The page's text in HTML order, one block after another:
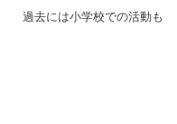
過去には小学校での活動も